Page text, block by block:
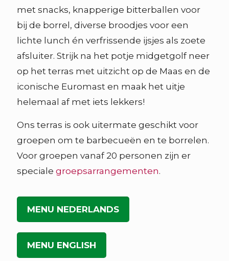
met snacks, knapperige bitterballen voor
bij de borrel, diverse broodjes voor een
lichte lunch én verfrissende ijsjes als zoete
afsluiter. Strijk na het potje midgetgolf neer
op het terras met uitzicht op de Maas en de
iconische Euromast en maak het uitje
helemaal af met iets lekkers!
Ons terras is ook uitermate geschikt voor
groepen om te barbecueën en te borrelen.
Voor groepen vanaf 20 personen zijn er
speciale groepsarrangementen.
MENU NEDERLANDS
MENU ENGLISH